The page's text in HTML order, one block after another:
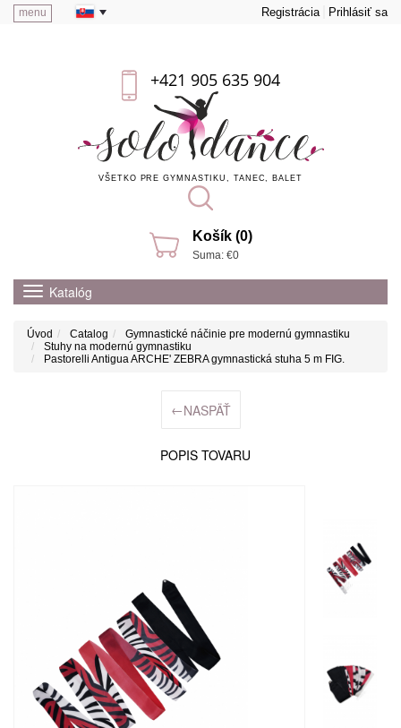
menu Registrácia Prihlásiť sa
+421 905 635 904
VŠETKO PRE GYMNASTIKU, TANEC, BALET
Košík (0)
Suma: €0
Katalóg
Úvod Catalog
Gymnastické náčinie pre modernú gymnastiku
Stuhy na modernú gymnastiku
Pastorelli Antigua ARCHE' ZEBRA gymnastická stuha 5 m FIG.
←NASPÄŤ
POPIS TOVARU